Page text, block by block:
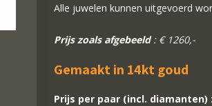
Alle juwelen kunnen uitgevoerd
Prijs zoals afgebeeld: € 1260,-
Gemaakt in 14kt goud
Prijs per paar (incl. diamanten)